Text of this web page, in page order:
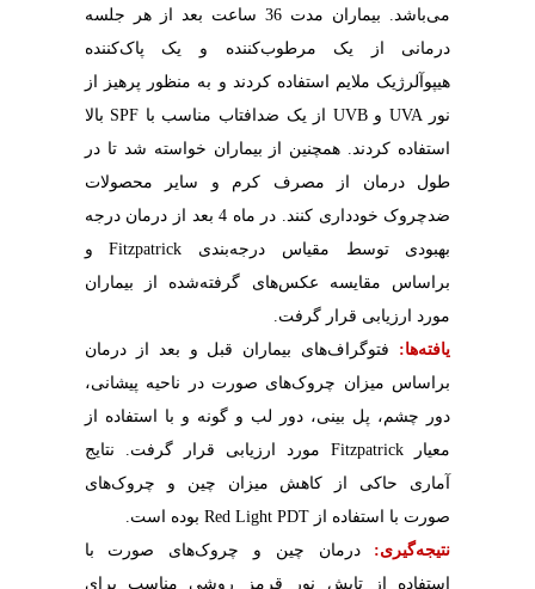
می‌باشد. بیماران مدت 36 ساعت بعد از هر جلسه
درمانی از یک مرطوب‌کننده و یک پاک‌کننده
هیپوآلرژیک ملایم استفاده کردند و به منظور پرهیز از
نور UVA وUVB از یک ضد‌افتاب مناسب با SPF بالا
استفاده کردند. همچنین از بیماران خواسته شد تا در
طول درمان از مصرف کرم و سایر محصولات
ضد‌چروک خودداری کنند. در ماه 4 بعد از درمان درجه
بهبودی توسط مقیاس درجه‌بندی Fitzpatrickو
براساس مقایسه عکس‌های گرفته‌شده از بیماران
مورد ارزیابی قرار گرفت.
یافته‌ها: فتوگراف‌های بیماران قبل و بعد از درمان
براساس میزان چروک‌های صورت در ناحیه پیشانی،
دور چشم، پل بینی، دور لب و گونه و با استفاده از
معیار Fitzpatrickمورد ارزیابی قرار گرفت. نتایج
آماری حاکی از کاهش میزان چین و چروک‌های
صورت با استفاده از Red Light PDTبوده است.‌
نتیجه‌گیری: درمان چین و چروک‌های صورت با
استفاده از تابش
نور قرمز روشی مناسب برای